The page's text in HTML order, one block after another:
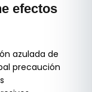
efectos
azulada de
precaución